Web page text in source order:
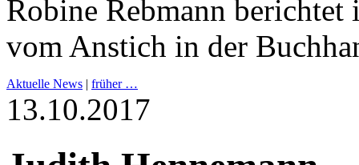
Robine Rebmann
vom Anstich in der
Aktuelle News | früher …
13.10.2017